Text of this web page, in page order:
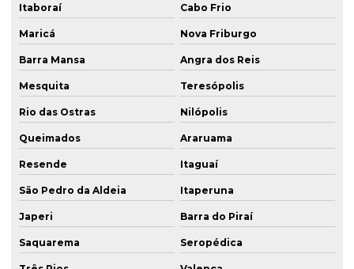
Itaboraí Cabo Frio
Maricá Nova Friburgo
Barra Mansa Angra dos Reis
Mesquita Teresópolis
Rio das Ostras Nilópolis
Queimados Araruama
Resende Itaguaí
São Pedro da Aldeia Itaperuna
Japeri Barra do Piraí
Saquarema Seropédica